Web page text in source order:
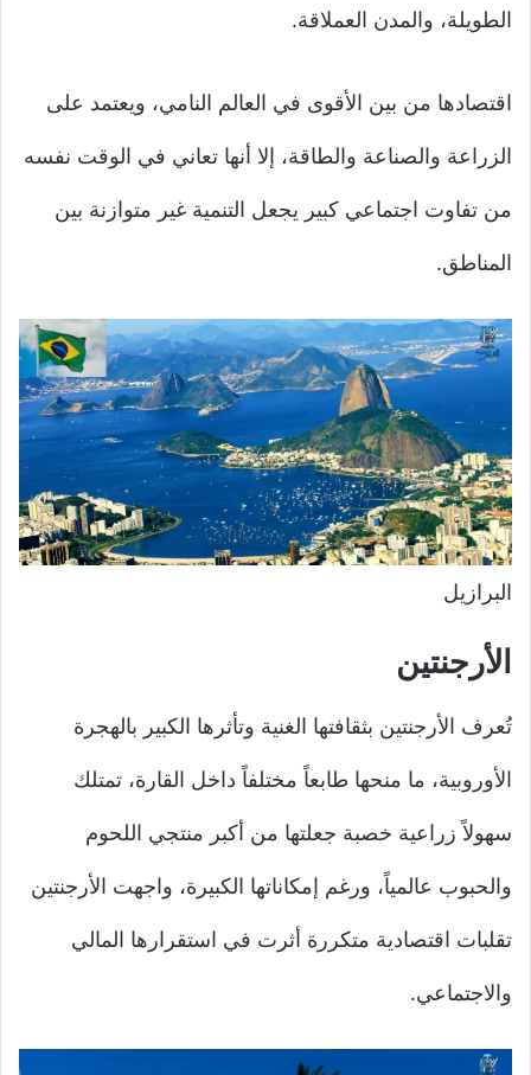
الطويلة، والمدن العملاقة.
اقتصادها من بين الأقوى في العالم النامي، ويعتمد على
الزراعة والصناعة والطاقة، إلا أنها تعاني في الوقت نفسه
من تفاوت اجتماعي كبير يجعل التنمية غير متوازنة بين
المناطق.
البرازيل
الأرجنتين
تُعرف الأرجنتين بثقافتها الغنية وتأثرها الكبير بالهجرة
الأوروبية، ما منحها طابعاً مختلفاً داخل القارة، تمتلك
سهولاً زراعية خصبة جعلتها من أكبر منتجي اللحوم
والحبوب عالمياً، ورغم إمكاناتها الكبيرة، واجهت الأرجنتين
تقلبات اقتصادية متكررة أثرت في استقرارها المالي
والاجتماعي.